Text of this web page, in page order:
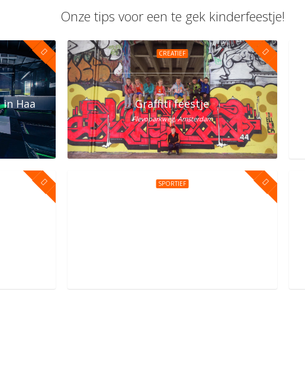
Onze tips voor een te gek kinderfeestje!
Haarlem? Vier het bij Street Jump!
CREATIEF
Graffiti feestje
Flevoparkweg, Amsterdam
SPORTIEF